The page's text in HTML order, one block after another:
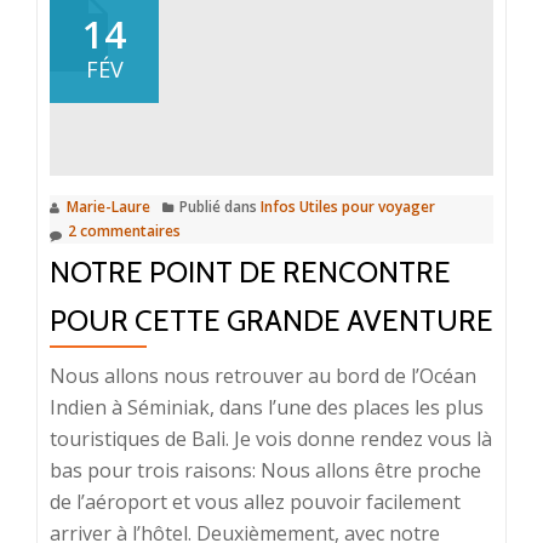
14
FÉV
Marie-Laure Publié dans Infos Utiles pour voyager
2 commentaires
NOTRE POINT DE RENCONTRE
POUR CETTE GRANDE AVENTURE
Nous allons nous retrouver au bord de l’Océan
Indien à Séminiak, dans l’une des places les plus
touristiques de Bali. Je vois donne rendez vous là
bas pour trois raisons: Nous allons être proche
de l’aéroport et vous allez pouvoir facilement
arriver à l’hôtel. Deuxièmement, avec notre